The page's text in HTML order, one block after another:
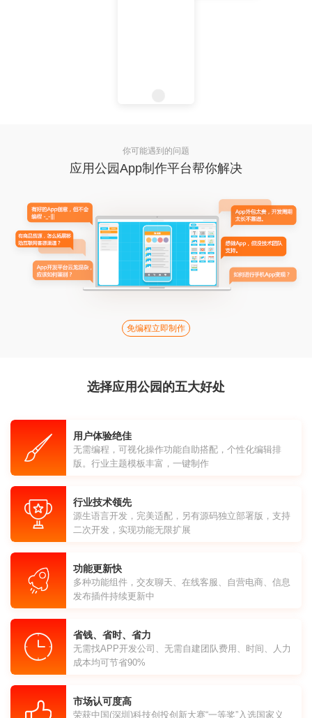
你可能遇到的问题
应用公园App制作平台帮你解决
免编程立即制作
选择应用公园的五大好处
用户体验绝佳
无需编程，可视化操作功能自助搭配，个性化编辑排
版。行业主题模板丰富，一键制作
行业技术领先
源生语言开发，完美适配，另有源码独立部署版，支持
二次开发，实现功能无限扩展
功能更新快
多种功能组件，交友聊天、在线客服、自营电商、信息
发布插件持续更新中
省钱、省时、省力
无需找APP开发公司、无需自建团队费用、时间、人力
成本均可节省90%
市场认可度高
荣获中国(深圳)科技创投创新大赛“一等奖”入选国家义